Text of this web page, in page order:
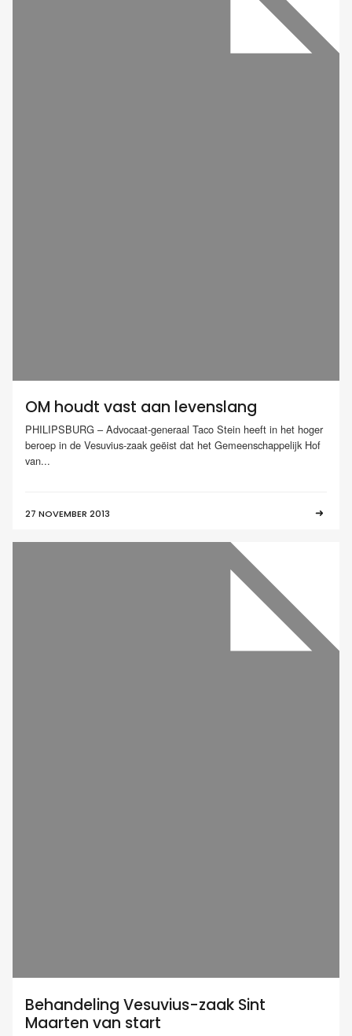
OM houdt vast aan levenslang
PHILIPSBURG – Advocaat-generaal Taco Stein heeft in het hoger
beroep in de Vesuvius-zaak geëist dat het Gemeenschappelijk Hof
van...
27 NOVEMBER 2013
Behandeling Vesuvius-zaak Sint
Maarten van start